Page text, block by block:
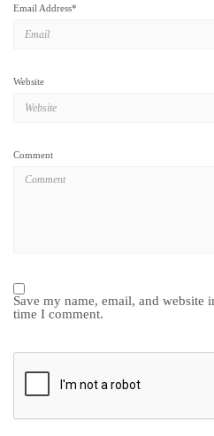
Email Address*
Website
Comment
Save my name, email, and website
time I comment.